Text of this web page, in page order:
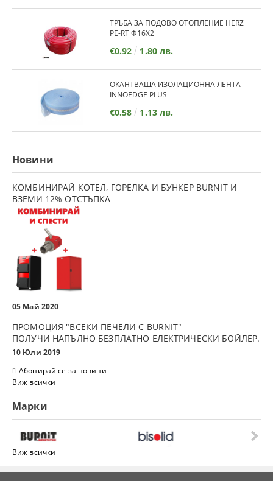
ТРЪБА ЗА ПОДОВО ОТОПЛЕНИЕ HERZ
PE-RT Ф16Х2
€0.92 1.80 лв.
ОКАНТВАЩА ИЗОЛАЦИОННА ЛЕНТА
INNOEDGE PLUS
€0.58 1.13 лв.
Новини
КОМБИНИРАЙ КОТЕЛ, ГОРЕЛКА И БУНКЕР BURNIT И
ВЗЕМИ 12% ОТСТЪПКА
05 Май 2020
ПРОМОЦИЯ "ВСЕКИ ПЕЧЕЛИ С BURNIT"
ПОЛУЧИ НАПЪЛНО БЕЗПЛАТНО ЕЛЕКТРИЧЕСКИ БОЙЛЕР.
10 Юли 2019
Абонирай се за новини
Виж всички
Марки
Виж всички